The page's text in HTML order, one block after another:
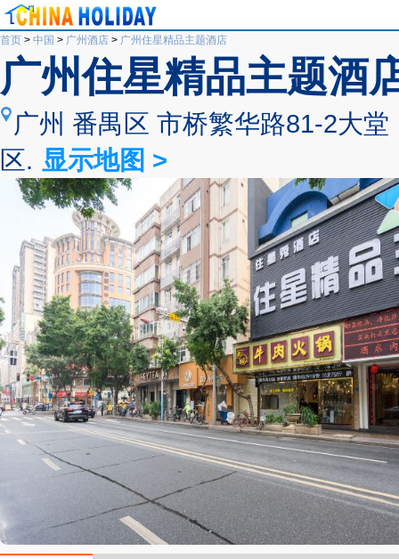
首页 > 中国 > 广州酒店 > 广州住星精品主题酒店
广州住星精品主题酒
广州 番禺区 市桥繁华路81-2大
区. 显示地图 >